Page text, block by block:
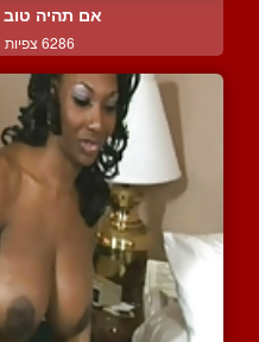
אם תהיה טוב
6286 צפיות